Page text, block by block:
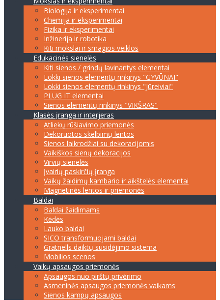
Biologija ir eksperimentai
Chemija ir eksperimentai
Fizika ir eksperimentai
Inžinerija ir robotika
Kiti mokslai ir smagios veiklos
Edukacinės sienelės
Kiti sienos / grindų lavinantys elementai
Lokki sienos elementų rinkinys "GYVŪNAI"
Lokki sienos elementų rinkinys "Jūreiviai"
PLUG IT elementai
Sienos elementų rinkinys "VIKŠRAS"
Klasės įranga ir interjeras
Atliekų rūšiavimo priemonės
Dekoruotos skelbimų lentos
Sienos laikrodžiai su dekoracijomis
Vaikiškos sienų dekoracijos
Virvių sienelės
Įvairių paskirčių įranga
Vaikų žaidimų kambario ir aikštelės elementai
Magnetinės lentos ir priemonės
Baldai
Baldai žaidimams
Kėdės
Lauko baldai
SICO transformuojami baldai
Gratnells daiktų susidėjimo sistema
Mobilios scenos
Vaikų apsaugos priemonės
Apsaugos nuo pirštų privėrimo
Asmeninės apsaugos priemonės vaikams
Sienos kampų apsaugos